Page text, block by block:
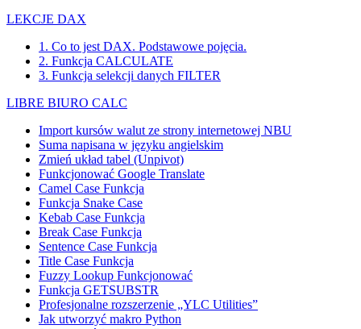
LEKCJE DAX
1. Co to jest DAX. Podstawowe pojęcia.
2. Funkcja CALCULATE
3. Funkcja selekcji danych FILTER
LIBRE BIURO CALC
Import kursów walut ze strony internetowej NBU
Suma napisana w języku angielskim
Zmień układ tabel (Unpivot)
Funkcjonować Google Translate
Camel Case Funkcja
Funkcja Snake Case
Kebab Case Funkcja
Break Case Funkcja
Sentence Case Funkcja
Title Case Funkcja
Fuzzy Lookup Funkcjonować
Funkcja GETSUBSTR
Profesjonalne rozszerzenie „YLC Utilities”
Jak utworzyć makro Python